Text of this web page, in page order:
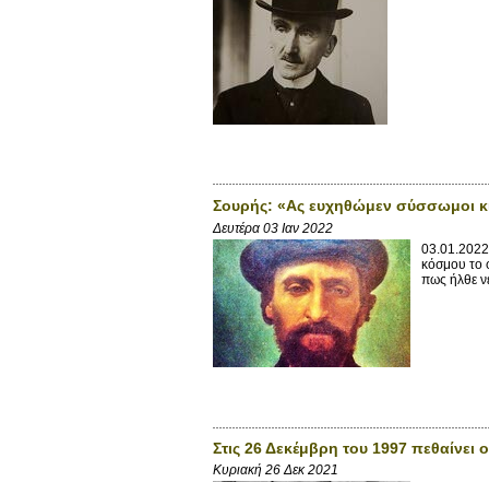
Σουρής: «Ας ευχηθώμεν σύσσωμοι κι
Δευτέρα 03 Ιαν 2022
κόσμου το
πως ήλθε
Στις 26 Δεκέμβρη του 1997
Κυριακή 26 Δεκ 2021